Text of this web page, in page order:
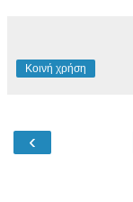
Κοινή χρήση
‹